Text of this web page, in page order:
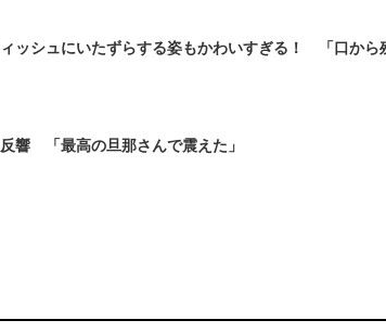
ッシュにいたずらする姿もかわいすぎる！ 「口から
響 「最高の旦那さんで震えた」